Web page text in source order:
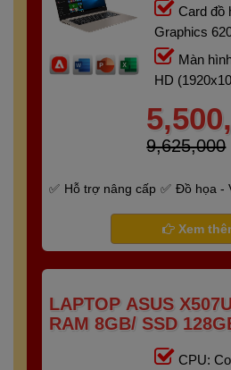
Card đồ
Graphics
Màn
HD
9,625,000
Hỗ trợ nâng cấp
Đồ họa -
Bảo hành 6 tháng
Xem
LAPTOP ASUS
RAM 8GB/ SSD
CPU: